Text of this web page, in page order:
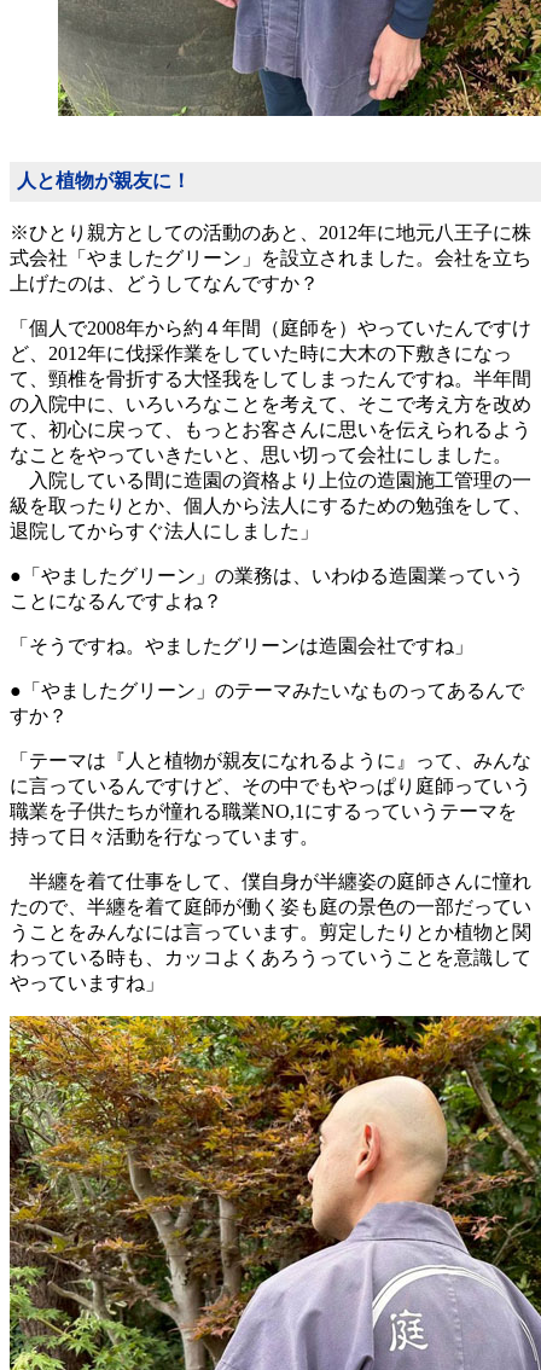
人と植物が親友に！
※ひとり親方としての活動のあと、2012年に地元八王子に株
式会社「やましたグリーン」を設立されました。会社を立ち
上げたのは、どうしてなんですか？
「個人で2008年から約４年間（庭師を）やっていたんですけ
ど、2012年に伐採作業をしていた時に大木の下敷きになっ
て、頸椎を骨折する大怪我をしてしまったんですね。半年間
の入院中に、いろいろなことを考えて、そこで考え方を改め
て、初心に戻って、もっとお客さんに思いを伝えられるよう
なことをやっていきたいと、思い切って会社にしました。
入院している間に造園の資格より上位の造園施工管理の一
級を取ったりとか、個人から法人にするための勉強をして、
退院してからすぐ法人にしました」
●「やましたグリーン」の業務は、いわゆる造園業っていう
ことになるんですよね？
「そうですね。やましたグリーンは造園会社ですね」
●「やましたグリーン」のテーマみたいなものってあるんで
すか？
「テーマは『人と植物が親友になれるように』って、みんな
に言っているんですけど、その中でもやっぱり庭師っていう
職業を子供たちが憧れる職業NO,1にするっていうテーマを
持って日々活動を行なっています。
半纏を着て仕事をして、僕自身が半纏姿の庭師さんに憧れ
たので、半纏を着て庭師が働く姿も庭の景色の一部だってい
うことをみんなには言っています。剪定したりとか植物と関
わっている時も、カッコよくあろうっていうことを意識して
やっていますね」